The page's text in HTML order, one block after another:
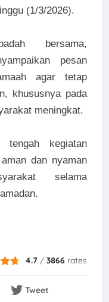
(1/3/2026).
bersama,
pesan
agar tetap
khususnya pada
meningkat.
kegiatan
dan nyaman
selama
4.7 /3866 rates
Tweet